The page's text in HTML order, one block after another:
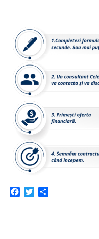
Facebook
Twitter